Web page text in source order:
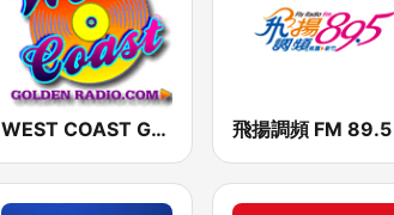
WEST COAST Golden Radio 飛揚調頻 FM 89.5